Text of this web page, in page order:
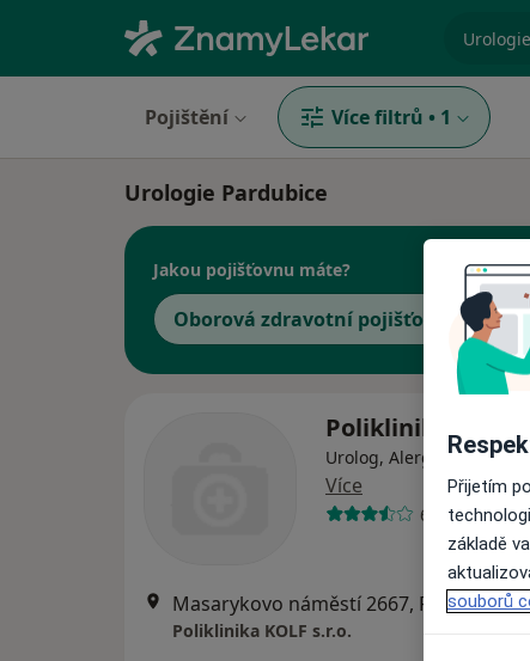
Pojištění Více filtrů • 1
Urologie Pardubice
Jakou pojišťovnu máte?
Oborová zdravotní pojišťovna
Poliklinika KOLF
Urolog, Alergolog,
Více
65 názorů
Masarykovo náměstí 2667, Pardubice•
Poliklinika KOLF s.r.o.
Přijetím
základě
souborů